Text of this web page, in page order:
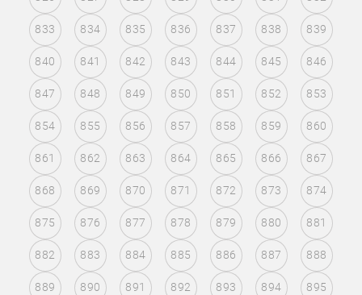
833 834 835 836 837 838 839
840 841 842 843 844 845 846
847 848 849 850 851 852 853
854 855 856 857 858 859 860
861 862 863 864 865 866 867
868 869 870 871 872 873 874
875 876 877 878 879 880 881
882 883 884 885 886 887 888
889 890 891 892 893 894 895